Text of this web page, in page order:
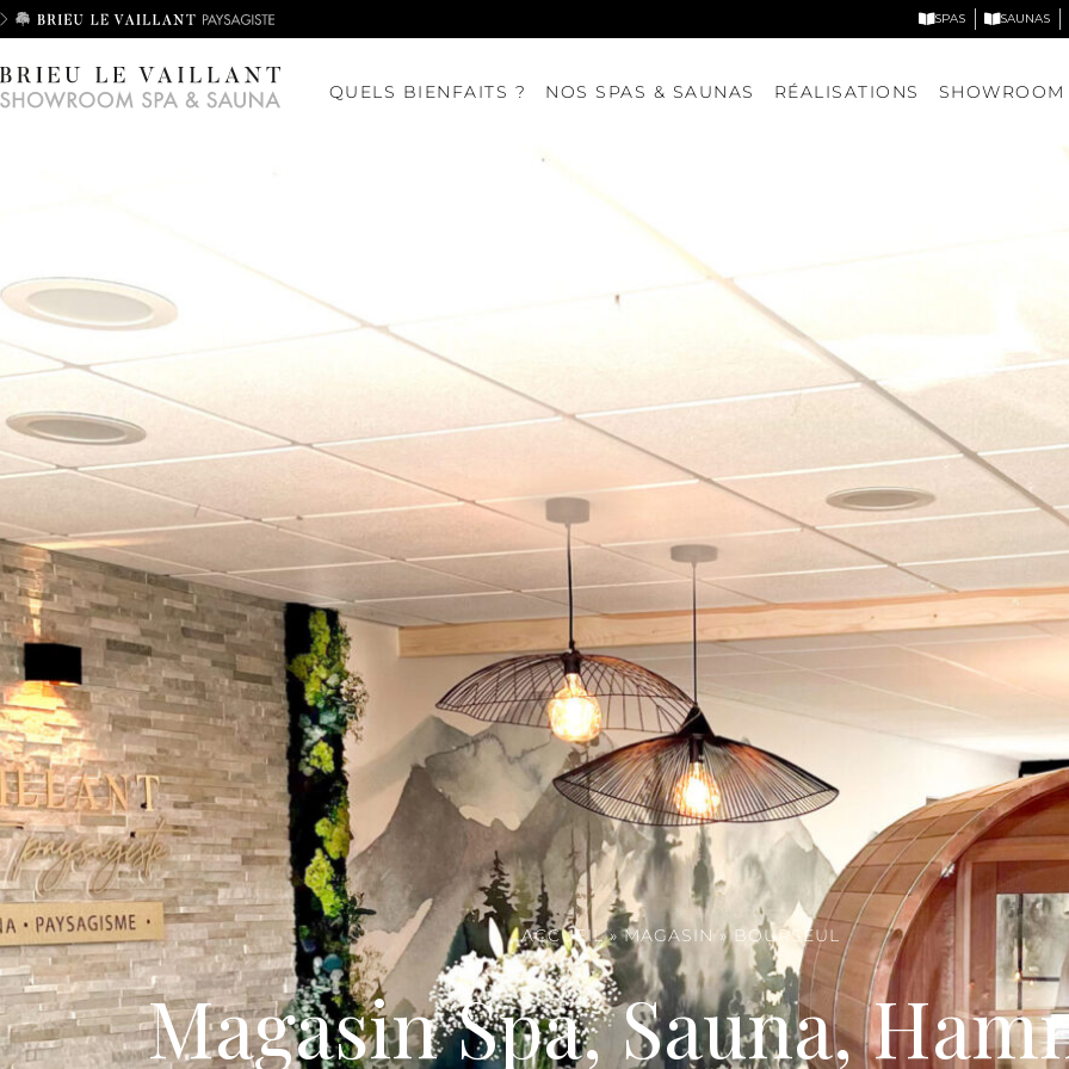
SPAS SAUNAS
QUELS BIENFAITS ? NOS SPAS & SAUNAS
DÉCOUVRIR NOS MODÈLES
Nos saunas
DÉCOUVRIR NOS
RÉALISATIONS SHOWROOM
ACCUEIL»MAGASIN» BOURSEUL
Magasin Spa, Sauna,